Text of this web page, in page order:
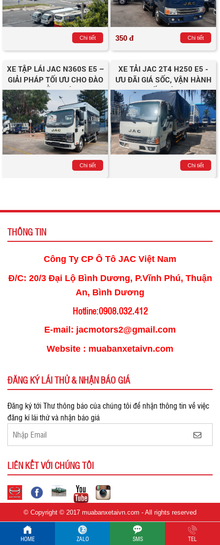
Chi tiết 350 đ Chi tiết
XE TẬP LÁI JAC N360S E5 –
GIẢI PHÁP TỐI ƯU CHO ĐÀO
TẠO BẰNG LÁI C1
Chi tiết
XE TẢI JAC 2T4 H250 E5 -
ƯU ĐÃI GIÁ SỐC, VẬN HÀNH
TIẾT KIỆM
Chi tiết
THÔNG TIN
Công Ty CP Ô Tô JAC Việt Nam
Đ/C: 20/3 Đại Lộ Bình Dương, P.Vĩnh Phú, Thuận
An, Bình Dương
Hotline:0908.032.412
E-mail: jacmotors2@gmail.com
Website : muabanxetaivn.com
ĐĂNG KÝ LÁI THỬ & NHẬN BÁO GIÁ
Đăng ký tới Thư thông báo của chúng tôi để nhận thông tin về việc
đăng kí lái thử và nhận báo giá
LIÊN KẾT VỚI CHÚNG TÔI
HOME ZALO SMS TEL
© Copyright © 2017 muabanxetaivn.com - All rights reserved